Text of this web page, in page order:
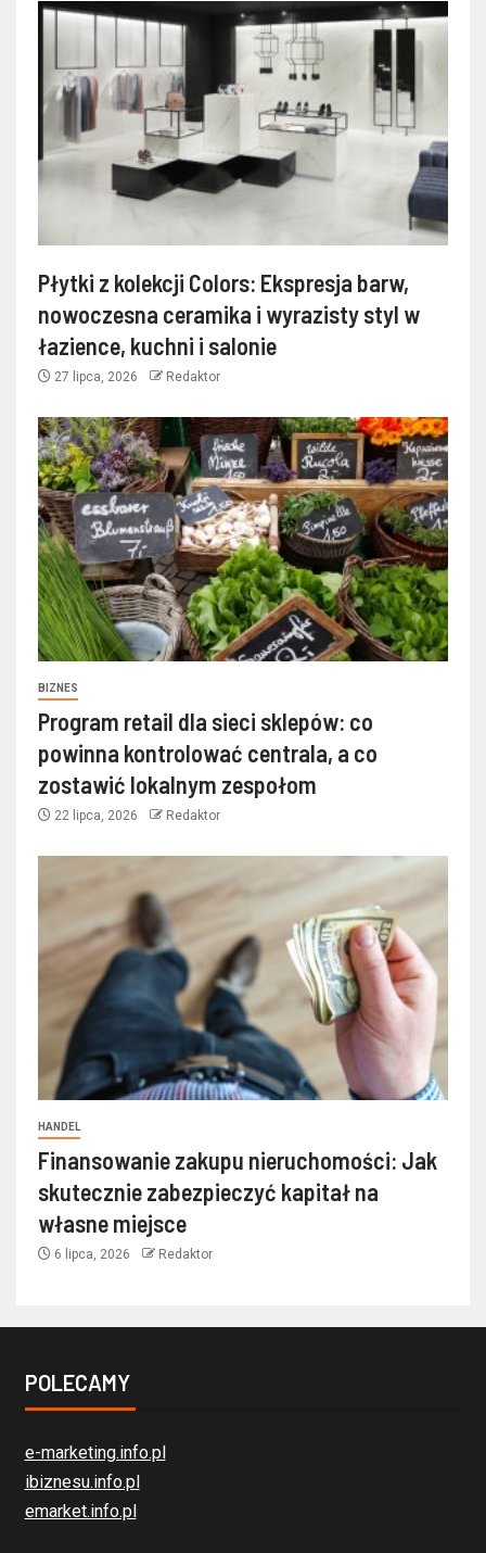
Płytki z kolekcji Colors: Ekspresja barw,
nowoczesna ceramika i wyrazisty styl w
łazience, kuchni i salonie
27 lipca, 2026 Redaktor
BIZNES
Program retail dla sieci sklepów: co
powinna kontrolować centrala, a co
zostawić lokalnym zespołom
22 lipca, 2026 Redaktor
HANDEL
Finansowanie zakupu nieruchomości: Jak
skutecznie zabezpieczyć kapitał na
własne miejsce
6 lipca, 2026 Redaktor
POLECAMY
e-marketing.info.pl
ibiznesu.info.pl
emarket.info.pl